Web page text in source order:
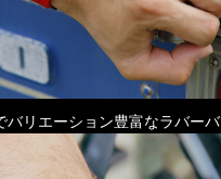
バリエーション豊富なラバー